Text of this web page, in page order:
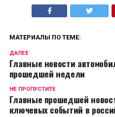
МАТЕРИАЛЫ ПО ТЕМЕ:
ДАЛЕЕ
Главные новости
прошедшей недели
НЕ ПРОПУСТИТЕ
Главные прошедшей
ключевых событий в